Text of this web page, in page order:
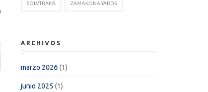
SOLVTRANS ZAMAKONA YARDS
ARCHIVOS
marzo 2026 (1)
junio 2025 (1)